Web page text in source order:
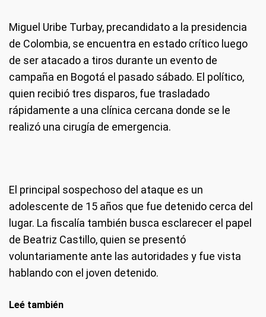
Miguel Uribe Turbay, precandidato a la presidencia
de Colombia, se encuentra en estado crítico luego
de ser atacado a tiros durante un evento de
campaña en Bogotá el pasado sábado. El político,
quien recibió tres disparos, fue trasladado
rápidamente a una clínica cercana donde se le
realizó una cirugía de emergencia.
El principal sospechoso del ataque es un
adolescente de 15 años que fue detenido cerca del
lugar. La fiscalía también busca esclarecer el papel
de Beatriz Castillo, quien se presentó
voluntariamente ante las autoridades y fue vista
hablando con el joven detenido.
Leé también